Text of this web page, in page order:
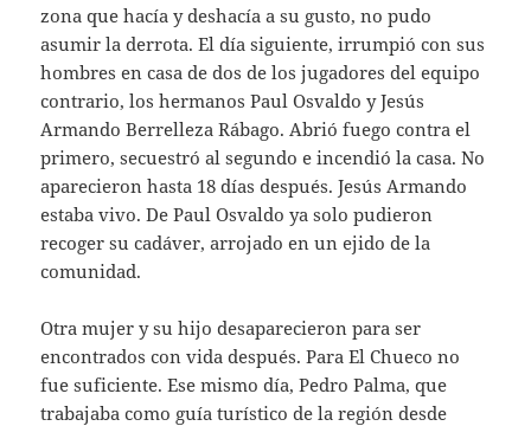
zona que hacía y deshacía a su gusto, no pudo
asumir la derrota. El día siguiente, irrumpió con sus
hombres en casa de dos de los jugadores del equipo
contrario, los hermanos Paul Osvaldo y Jesús
Armando Berrelleza Rábago. Abrió fuego contra el
primero, secuestró al segundo e incendió la casa. No
aparecieron hasta 18 días después. Jesús Armando
estaba vivo. De Paul Osvaldo ya solo pudieron
recoger su cadáver, arrojado en un ejido de la
comunidad.
Otra mujer y su hijo desaparecieron para ser
encontrados con vida después. Para El Chueco no
fue suficiente. Ese mismo día, Pedro Palma, que
trabajaba como guía turístico de la región desde